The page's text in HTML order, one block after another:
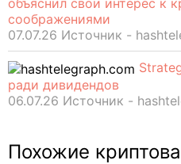
объяснил свои интерес к
соображениями
07.07.26 Источник -
ради дивидендов
06.07.26 Источник -
Похожие